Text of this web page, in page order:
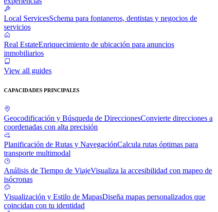
Local ServicesSchema para fontaneros, dentistas y negocios de
servicios
Real EstateEnriquecimiento de ubicación para anuncios
inmobiliarios
View all guides
CAPACIDADES PRINCIPALES
Geocodificación y Búsqueda de DireccionesConvierte direcciones a
coordenadas con alta precisión
Planificación de Rutas y NavegaciónCalcula rutas óptimas para
transporte multimodal
Análisis de Tiempo de ViajeVisualiza la accesibilidad con mapeo de
isócronas
Visualización y Estilo de MapasDiseña mapas personalizados que
coincidan con tu identidad